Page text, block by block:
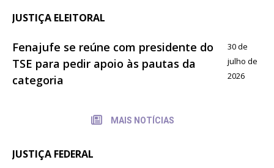
JUSTIÇA ELEITORAL
Fenajufe se reúne com presidente do
TSE para pedir apoio às pautas da
categoria
30 de
julho de
2026
MAIS NOTÍCIAS
JUSTIÇA FEDERAL